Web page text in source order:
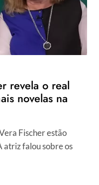
revela o real
novelas na
Fischer estão
atriz falou sobre os